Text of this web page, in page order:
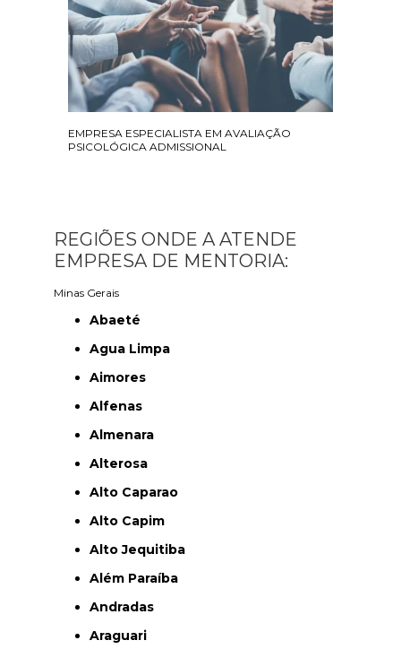
EMPRESA ESPECIALISTA EM AVALIAÇÃO
PSICOLÓGICA ADMISSIONAL
REGIÕES ONDE A ATENDE
EMPRESA DE MENTORIA:
Minas Gerais
Abaeté
Agua Limpa
Aimores
Alfenas
Almenara
Alterosa
Alto Caparao
Alto Capim
Alto Jequitiba
Além Paraíba
Andradas
Araguari